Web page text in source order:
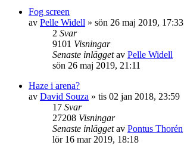
Fog screen
av Pelle Widell » sön 26 maj 2019, 17:33
2 Svar
9101 Visningar
Senaste inläggetav Pelle Widell
sön 26 maj 2019, 21:11
Haze i arena?
av David Souza » tis 02 jan 2018, 23:59
17 Svar
27208 Visningar
Senaste inläggetav Pontus Thorén
lör 16 mar 2019, 18:18